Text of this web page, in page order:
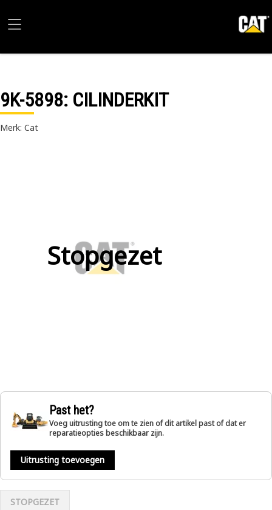
9K-5898: CILINDERKIT
Merk: Cat
Stopgezet
Past het?
Voeg uitrusting toe om te zien of dit artikel past of dat er
reparatieopties beschikbaar zijn.
Uitrusting toevoegen
STOPGEZET